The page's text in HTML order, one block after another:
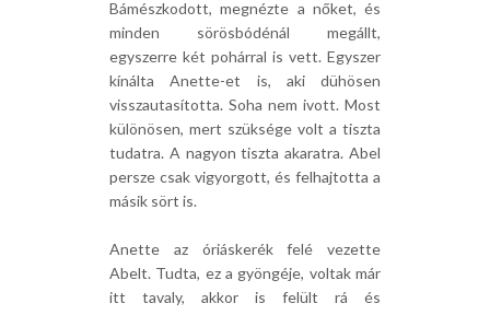
Bámészkodott, megnézte a nőket, és
minden sörösbódénál megállt,
egyszerre két pohárral is vett. Egyszer
kínálta Anette-et is, aki dühösen
visszautasította. Soha nem ivott. Most
különösen, mert szüksége volt a tiszta
tudatra. A nagyon tiszta akaratra. Abel
persze csak vigyorgott, és felhajtotta a
másik sört is.
Anette az óriáskerék felé vezette
Abelt. Tudta, ez a gyöngéje, voltak már
itt tavaly, akkor is felült rá és